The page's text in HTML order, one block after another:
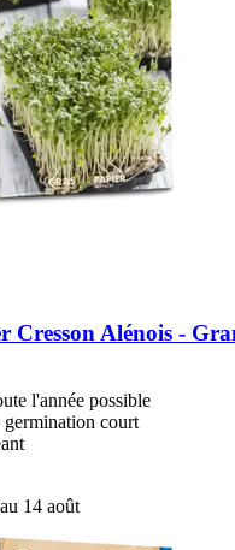
Cresson Alénois -​
l'année possible
germination court
14 août